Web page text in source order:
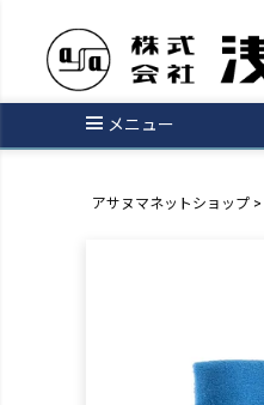
メニュー
アサヌマネットショップ